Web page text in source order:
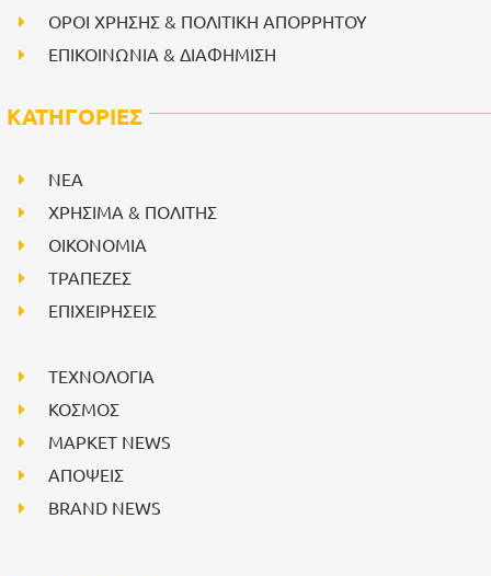
ΟΡΟΙ ΧΡΗΣΗΣ & ΠΟΛΙΤΙΚΗ ΑΠΟΡΡΗΤΟΥ
ΕΠΙΚΟΙΝΩΝΙΑ & ΔΙΑΦΗΜΙΣΗ
ΚΑΤΗΓΟΡΙΕΣ
NEA
ΧΡΗΣΙΜΑ & ΠΟΛΙΤΗΣ
ΟΙΚΟΝΟΜΙΑ
ΤΡΑΠΕΖΕΣ
ΕΠΙΧΕΙΡΗΣΕΙΣ
ΤΕΧΝΟΛΟΓΙΑ
ΚΟΣΜΟΣ
ΜΑΡΚΕΤ NEWS
ΑΠΟΨΕΙΣ
BRAND NEWS